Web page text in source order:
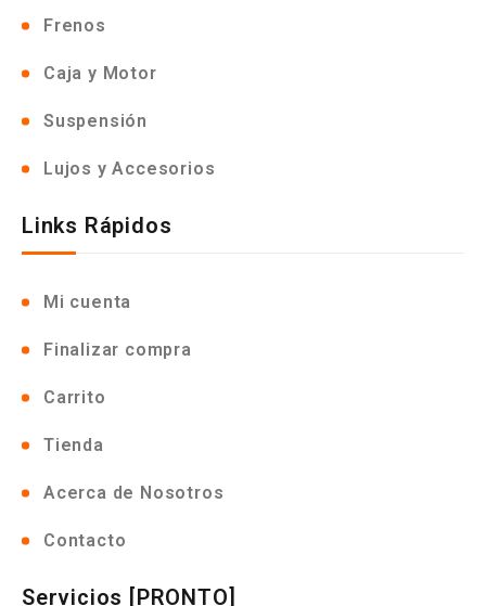
Frenos
Caja y Motor
Suspensión
Lujos y Accesorios
Links Rápidos
Mi cuenta
Finalizar compra
Carrito
Tienda
Acerca de Nosotros
Contacto
Servicios [PRONTO]